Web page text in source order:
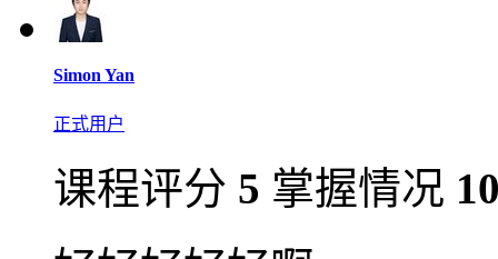
Simon Yan
正式用户
课程评分 5 掌握情况